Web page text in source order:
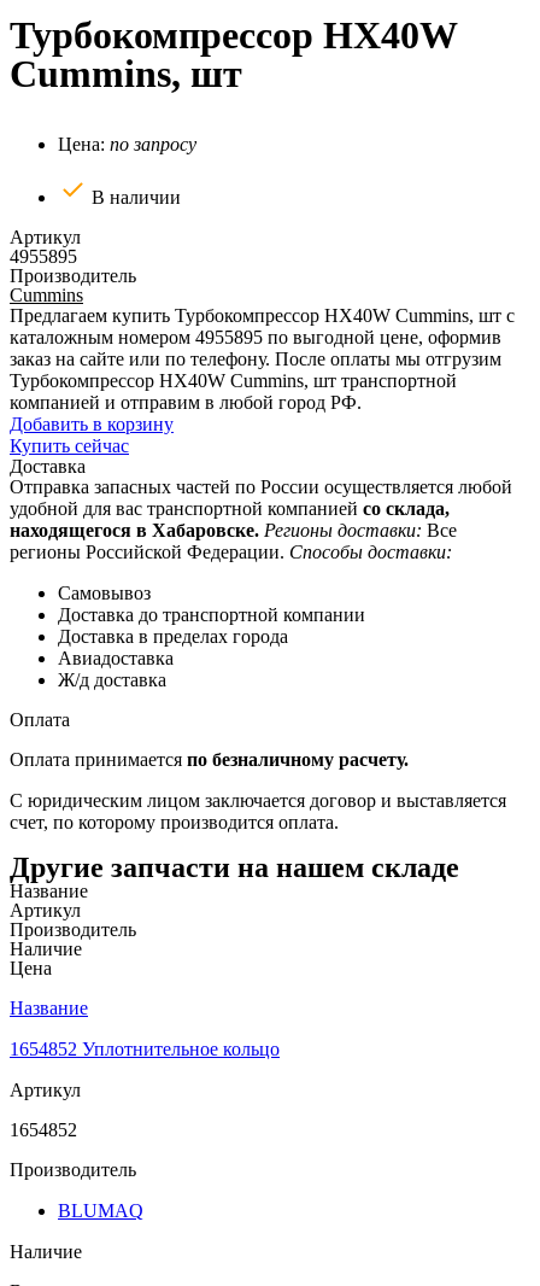
Турбокомпрессор HX40W
Cummins, шт
Цена: по запросу
В наличии
Артикул
4955895
Производитель
Cummins
Предлагаем купить Турбокомпрессор HX40W Cummins, шт с
каталожным номером 4955895 по выгодной цене, оформив
заказ на сайте или по телефону. После оплаты мы отгрузим
Турбокомпрессор HX40W Cummins, шт транспортной
компанией и отправим в любой город РФ.
Добавить в корзину
Купить сейчас
Доставка
Отправка запасных частей по России осуществляется любой
удобной для вас транспортной компанией со склада,
находящегося в Хабаровске. Регионы доставки: Все
регионы Российской Федерации. Способы доставки:
Самовывоз
Доставка до транспортной компании
Доставка в пределах города
Авиадоставка
Ж/д доставка
Оплата
Оплата принимается по безналичному расчету.
С юридическим лицом заключается договор и выставляется
счет, по которому производится оплата.
Другие запчасти на нашем складе
Название
Артикул
Производитель
Наличие
Цена
Название
1654852 Уплотнительное кольцо
Артикул
1654852
Производитель
BLUMAQ
Наличие